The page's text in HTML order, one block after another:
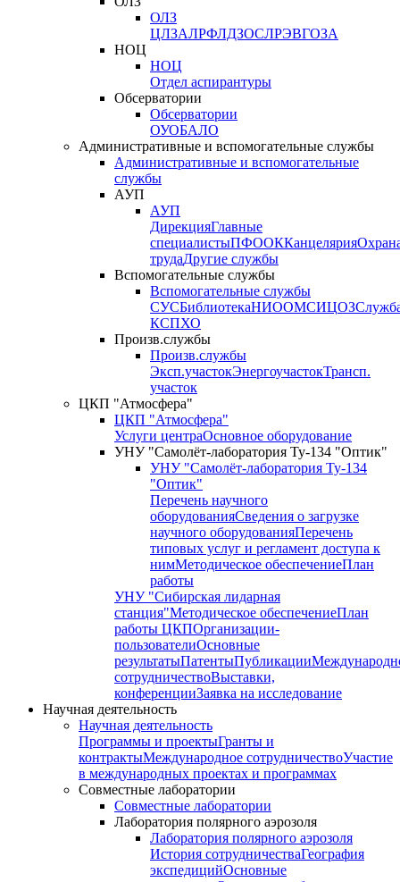
ОЛЗ
ЦЛЗАЛРФЛДЗОСЛРЭВГОЗА
НОЦ
НОЦ
Отдел аспирантуры
Обсерватории
Обсерватории
ОУОБАЛО
Административные и вспомогательные службы
Административные и вспомогательные
службы
АУП
АУП
ДирекцияГлавные
специалистыПФООККанцелярия
трудаДругие службы
Вспомогательные службы
Вспомогательные службы
СУСБиблиотекаНИООМСИЦОЗ
КСПХО
Произв.службы
Произв.службы
Эксп.участокЭнергоучастокТрансп.
участок
ЦКП "Атмосфера"
ЦКП "Атмосфера"
Услуги центраОсновное оборудование
УНУ "Самолёт-лаборатория Ту-134 "Оптик"
УНУ "Самолёт-лаборатория Ту-134
"Оптик"
Перечень научного
оборудованияСведения о загрузке
научного оборудованияПеречень
типовых услуг и регламент доступа к
нимМетодическое обеспечениеПлан
работы
УНУ "Сибирская лидарная
станция"Методическое обеспечениеПлан
работы ЦКПОрганизации-
пользователиОсновные
результатыПатентыПубликации
сотрудничествоВыставки,
конференцииЗаявка на исследование
Научная деятельность
Научная деятельность
Программы и проектыГранты и
контрактыМеждународное сотрудничествоУчастие
в международных проектах и программах
Совместные лаборатории
Совместные лаборатории
Лаборатория полярного аэрозоля
Лаборатория полярного аэрозоля
История сотрудничестваГеография
экспедицийОсновные